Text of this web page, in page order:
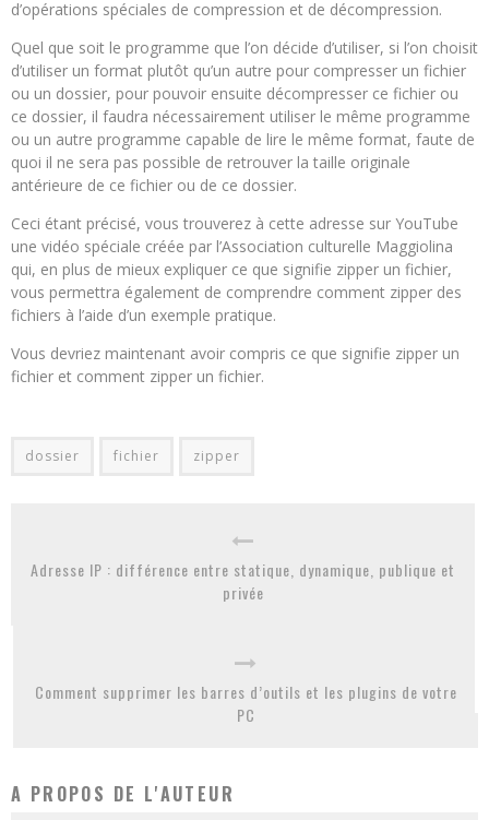
d’opérations spéciales de compression et de décompression.
Quel que soit le programme que l’on décide d’utiliser, si l’on choisit
d’utiliser un format plutôt qu’un autre pour compresser un fichier
ou un dossier, pour pouvoir ensuite décompresser ce fichier ou
ce dossier, il faudra nécessairement utiliser le même programme
ou un autre programme capable de lire le même format, faute de
quoi il ne sera pas possible de retrouver la taille originale
antérieure de ce fichier ou de ce dossier.
Ceci étant précisé, vous trouverez à cette adresse sur YouTube
une vidéo spéciale créée par l’Association culturelle Maggiolina
qui, en plus de mieux expliquer ce que signifie zipper un fichier,
vous permettra également de comprendre comment zipper des
fichiers à l’aide d’un exemple pratique.
Vous devriez maintenant avoir compris ce que signifie zipper un
fichier et comment zipper un fichier.
dossier fichier zipper
Adresse IP : différence entre statique, dynamique, publique et
privée
Comment supprimer les barres d’outils et les plugins de votre
PC
A PROPOS DE L'AUTEUR